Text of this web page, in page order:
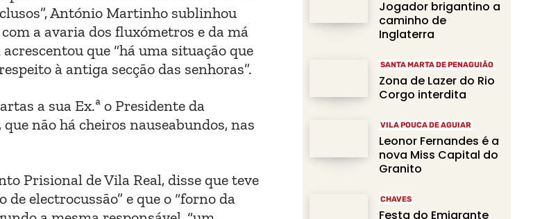
António Martinho sublinhou
a avaria dos fluxómetros e da má
que “há uma situação que
à antiga secção das senhoras”.
a sua Ex.ª o Presidente da
não há cheiros nauseabundos, nas
Prisional de Vila Real, disse que teve
electrocussão” e que o “forno da
Jogador brigantino a
caminho de
Inglaterra
SANTA MARTA DE PENAGUIÃO
Zona de Lazer do Rio
Corgo interdita
VILA POUCA DE AGUIAR
Leonor Fernandes é a
nova Miss Capital do
Granito
CHAVES
Festa do Emigrante